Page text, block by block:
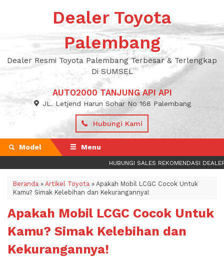
Dealer Toyota
Palembang
Dealer Resmi Toyota Palembang Terbesar & Terlengkap
Di SUMSEL
AUTO2000 TANJUNG API API
JL. Letjend Harun Sohar No 168 Palembang
Hubungi Kami
Model Menu
HUBUNGI SALES REKOMENDASI DEALER
Beranda » Artikel Toyota » Apakah Mobil LCGC Cocok Untuk
Kamu? Simak Kelebihan dan Kekurangannya!
Apakah Mobil LCGC Cocok Untuk
Kamu? Simak Kelebihan dan
Kekurangannya!